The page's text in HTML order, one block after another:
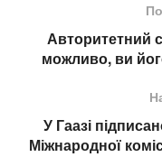
Авторитетний
можливо, ви
У Гаазі
Міжнародної